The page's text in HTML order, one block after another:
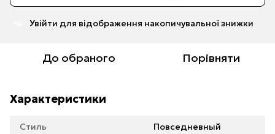
Увійти для відображення накопичувальної знижки
До обраного Порівняти
Характеристики
Стиль Повседневный